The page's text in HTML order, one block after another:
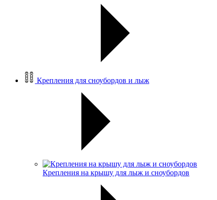
Крепления для сноубордов и лыж
Крепления на крышу для лыж и сноубордов